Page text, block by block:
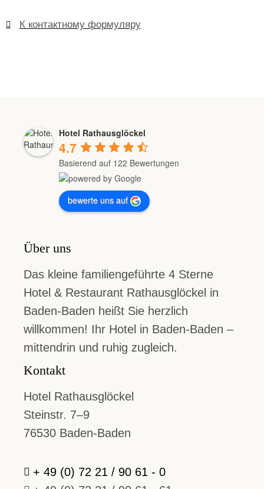
К контактному формуляру
Hotel Rathausglöckel
4.7
Basierend auf 122 Bewertungen
bewerte uns auf
Über uns
Das kleine familiengeführte 4 Sterne
Hotel & Restaurant Rathausglöckel in
Baden-Baden heißt Sie herzlich
willkommen! Ihr Hotel in Baden-Baden –
mittendrin und ruhig zugleich.
Kontakt
Hotel Rathausglöckel
Steinstr. 7–9
76530 Baden-Baden
+ 49 (0) 72 21 / 90 61 - 0